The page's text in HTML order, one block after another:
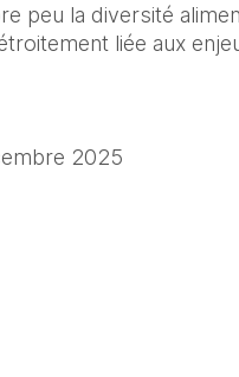
peu la diversité
liée aux
2025